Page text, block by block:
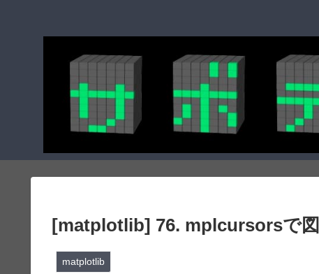
[matplotlib] 76. mplcursorsで
matplotlib